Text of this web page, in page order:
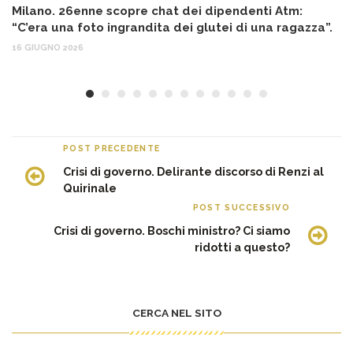
Milano. 26enne scopre chat dei dipendenti Atm:
“C’era una foto ingrandita dei glutei di una ragazza”.
16 GIUGNO 2026
POST PRECEDENTE
Crisi di governo. Delirante discorso di Renzi al
Quirinale
POST SUCCESSIVO
Crisi di governo. Boschi ministro? Ci siamo
ridotti a questo?
CERCA NEL SITO